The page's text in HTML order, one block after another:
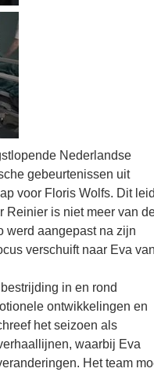
Nederlandse
gebeurtenissen uit
voor Floris Wolfs. Dit
Reinier is niet meer van
werd aangepast na zijn
verschuift naar Eva
in en rond
ontwikkelingen en
het seizoen als
waarbij Eva
Het team